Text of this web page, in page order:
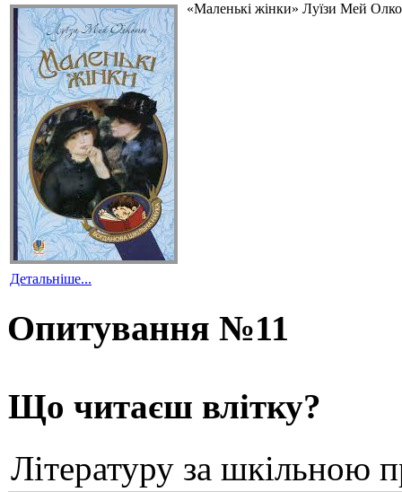
«Маленькі жінки» Луїзи Мей
Детальніше...
Опитування №11
Що читаєш влітку?
Літературу за шкільною